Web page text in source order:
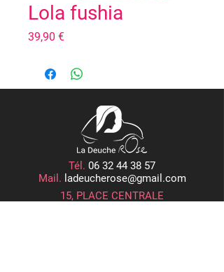
Lola fushia
39,90 €Prix
Tél. 06 32 44 38 57
Mail. ladeucherose@gmail.com
15, PLACE CENTRALE